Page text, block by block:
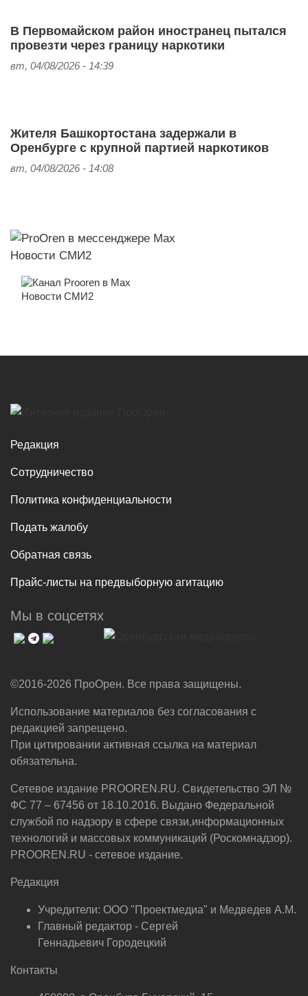
В Первомайском район иностранец пытался
провезти через границу наркотики
вт, 04/08/2026 - 14:39
Жителя Башкортостана задержали в
Оренбурге с крупной партией наркотиков
вт, 04/08/2026 - 14:08
Новости СМИ2
Новости СМИ2
Редакция
Сотрудничество
Политика конфиденциальности
Подать жалобу
Обратная связь
Прайс-листы на предвыборную агитацию
Мы в соцсетях
©2016-2026 ПроОрен. Все права защищены.
Использование материалов без согласования с
редакцией запрещено.
При цитировании активная ссылка на материал
обязательна.
Сетевое издание PROOREN.RU. Свидетельство ЭЛ №
ФС 77 – 67456 от 18.10.2016. Выдано Федеральной
службой по надзору в сфере связи,информационных
технологий и массовых коммуникаций (Роскомнадзор).
PROOREN.RU - сетевое издание.
Редакция
Учредители: ООО "Проектмедиа" и Медведев А.М.
Главный редактор - Сергей
Геннадьевич Городецкий
Контакты